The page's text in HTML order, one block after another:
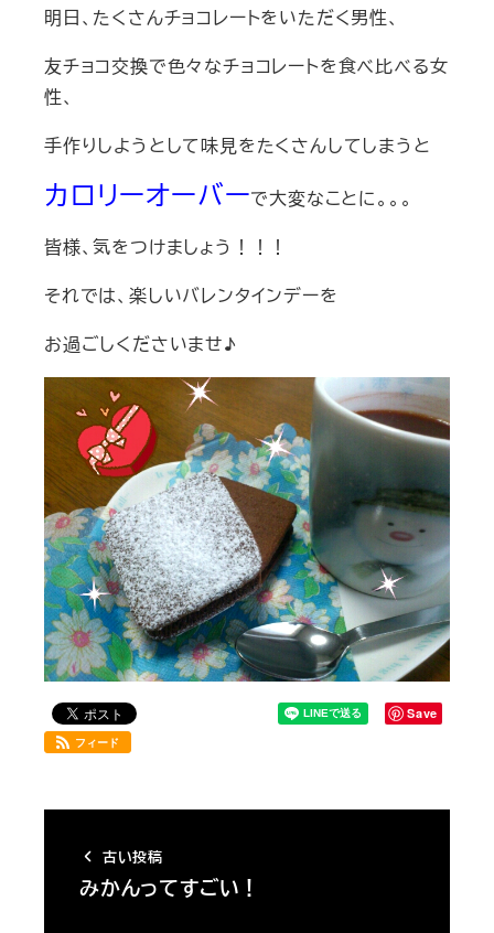
明日、たくさんチョコレートをいただく男性、
友チョコ交換で色々なチョコレートを食べ比べる女
性、
手作りしようとして味見をたくさんしてしまうと
カロリーオーバーで大変なことに。。。
皆様、気をつけましょう！！！
それでは、楽しいバレンタインデーを
お過ごしくださいませ♪
Save
フィード
古い投稿
みかんってすごい！